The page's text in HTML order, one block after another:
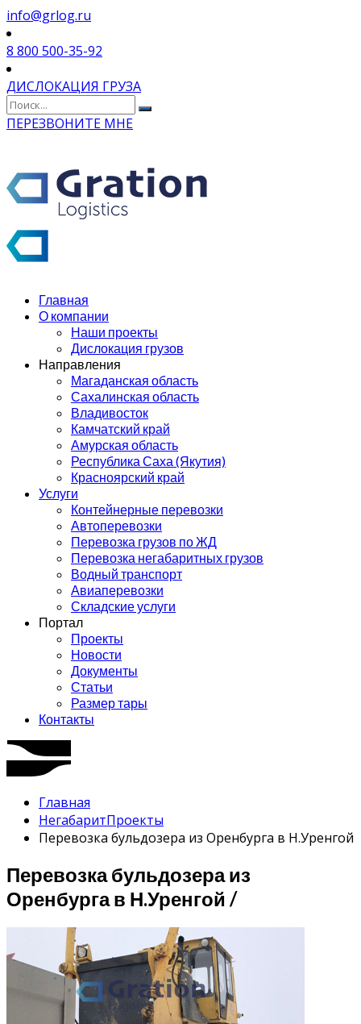
info@grlog.ru
8 800 500-35-92
ДИСЛОКАЦИЯ ГРУЗА
ПЕРЕЗВОНИТЕ МНЕ
Главная
О компании
Наши проекты
Дислокация грузов
Направления
Магаданская область
Сахалинская область
Владивосток
Камчатский край
Амурская область
Республика Саха (Якутия)
Красноярский край
Услуги
Контейнерные перевозки
Автоперевозки
Перевозка грузов по ЖД
Перевозка негабаритных грузов
Водный транспорт
Авиаперевозки
Складские услуги
Портал
Проекты
Новости
Документы
Статьи
Размер тары
Контакты
Главная
НегабаритПроекты
Перевозка бульдозера из Оренбурга в Н.Уренгой
Перевозка бульдозера из
Оренбурга в Н.Уренгой /